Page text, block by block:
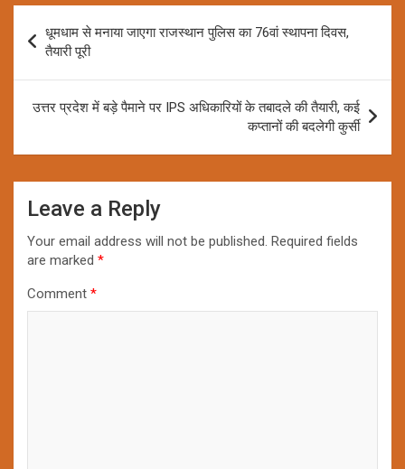
navigation
धूमधाम से मनाया जाएगा राजस्थान पुलिस का 76वां स्थापना दिवस,
तैयारी पूरी
उत्तर प्रदेश में बड़े पैमाने पर IPS अधिकारियों के तबादले की तैयारी, कई
कप्तानों की बदलेगी कुर्सी
Leave a Reply
Your email address will not be published. Required fields
are marked *
Comment *